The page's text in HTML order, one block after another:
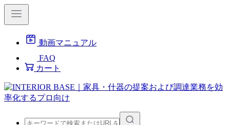
動画マニュアル
FAQ
カート